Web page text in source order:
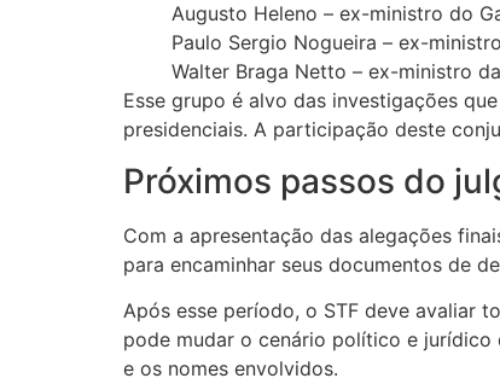
Augusto Heleno – ex-ministro do
Paulo Sergio Nogueira – ex-
Walter Braga Netto – ex-ministro
Esse grupo é alvo das investigações
presidenciais. A participação deste
Próximos passos do
Com a apresentação das alegações
para encaminhar seus documentos de
Após esse período, o STF deve avaliar
pode mudar o cenário político e jurídico
e os nomes envolvidos.